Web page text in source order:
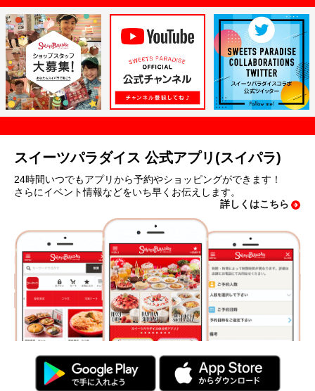
スイーツパラダイス 公式アプリ(スイパラ)
24時間いつでもアプリから予約やショッピングができます！
さらにイベント情報などをいち早くお伝えします。
詳しくはこちら